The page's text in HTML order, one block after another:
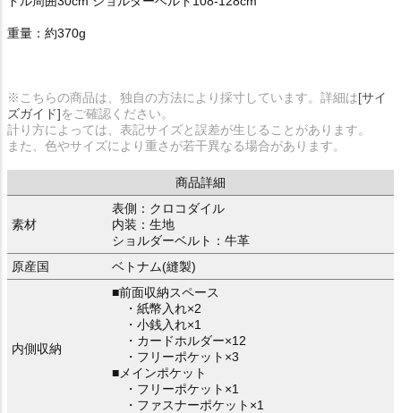
重量：約370g
※こちらの商品は、独自の方法により採寸しています。詳細は[サイ
ズガイド]をご確認ください。
計り方によっては、表記サイズと誤差が生じることがあります。
また、色やサイズにより重さが若干異なる場合があります。
商品詳細
素材
表側：クロコダイル
内装：生地
ショルダーベルト：牛革
原産国
ベトナム(縫製)
内側収納
■前面収納スペース
・紙幣入れ×2
・小銭入れ×1
・カードホルダー×12
・フリーポケット×3
■メインポケット
・フリーポケット×1
・ファスナーポケット×1